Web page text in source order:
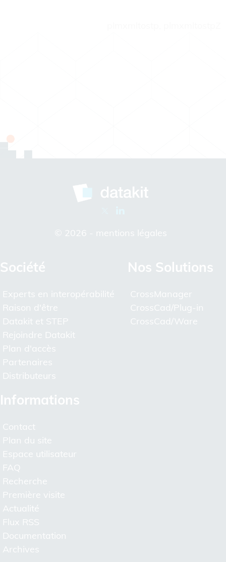
© 2026 - mentions légales
Société
Experts en interopérabilité
Raison d'être
Datakit et STEP
Rejoindre Datakit
Plan d'accès
Partenaires
Distributeurs
Nos Solutions
CrossManager
CrossCad/Plug-in
CrossCad/Ware
Informations
Contact
Plan du site
Espace utilisateur
FAQ
Recherche
Première visite
Actualité
Flux RSS
Documentation
Archives